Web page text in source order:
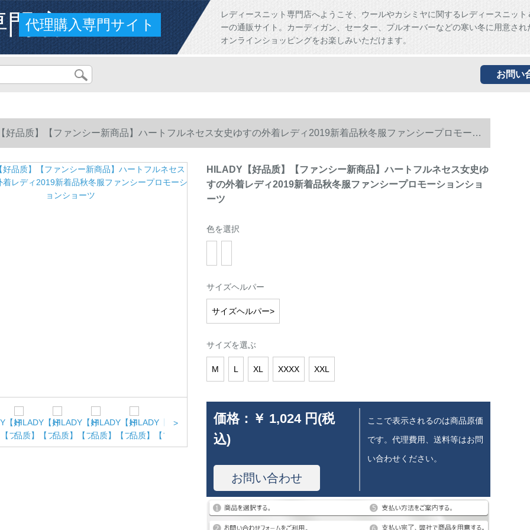
店
代理購入専門サイト
レディースニット専門店へようこそ、ウールやカシミヤに関するレディースニット
ーの通販サイト。カーディガン、セーター、プルオーバーなどの寒い冬に用意され
オンラインショッピングをお楽しみいただけます。
お問い
好品质】【ファンシー新商品】ハートフルネセス女史ゆすの外着レディ2019新着品秋冬服ファンシープロモーシ
>
HILADY【好品质】【ファンシー新商品】ハートフルネセス女史ゆ
すの外着レディ2019新着品秋冬服ファンシープロモーションショ
ーツ
色を選択
サイズヘルパー
サイズヘルパー>
サイズを選ぶ
M L XL XXXX XXL
価格： ￥ 1,024 円(税
込)
お問い合わせ
ここで表示されるのは商品原価
です。代理費用、送料等はお問
い合わせください。